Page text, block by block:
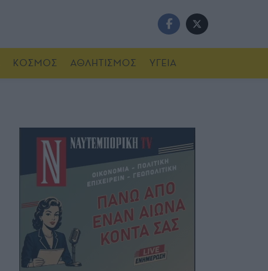
ΚΟΣΜΟΣ ΑΘΛΗΤΙΣΜΟΣ ΥΓΕΙΑ